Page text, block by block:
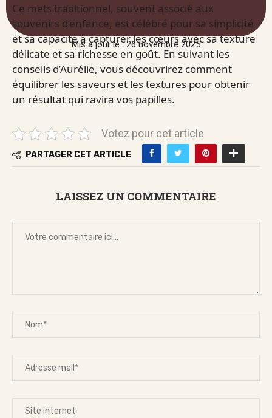
Mis à jour le : 26 novembre 2025
Ce mets traditionnel, souvent associé aux
souvenirs d’enfance, est célébré pour sa simplicité
et sa capacité à capturer les cœurs avec sa texture
délicate et sa richesse en goût. En suivant les
conseils d’Aurélie, vous découvrirez comment
équilibrer les saveurs et les textures pour obtenir
un résultat qui ravira vos papilles.
Votez pour cet article
PARTAGER CET ARTICLE
LAISSEZ UN COMMENTAIRE